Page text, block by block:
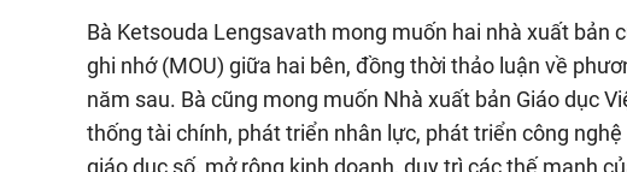
Bà Ketsouda Lengsavath mong muốn hai nhà xuất bản
ghi nhớ (MOU) giữa hai bên, đồng thời thảo luận về
năm sau. Bà cũng mong muốn Nhà xuất bản Giáo dục
thống tài chính, phát triển nhân lực, phát triển công
giáo dục số, mở rộng kinh doanh, duy trì các thế mạnh